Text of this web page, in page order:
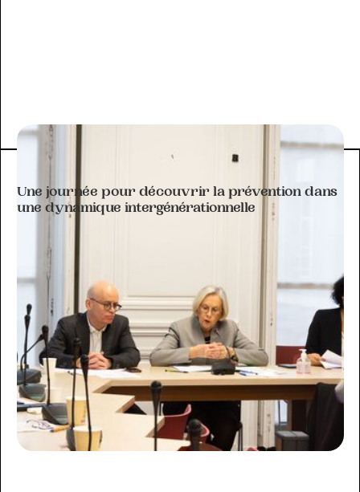
Une journée pour découvrir la prévention dans
une dynamique intergénérationnelle